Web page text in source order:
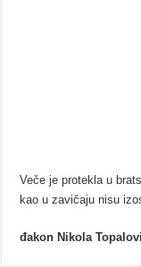
Veče je protekla u
kao u zavičaju nisu
đakon Nikola